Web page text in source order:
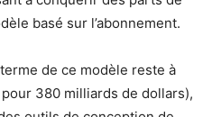
basé sur l’abonnement.
de ce modèle reste à
380 milliards de dollars),